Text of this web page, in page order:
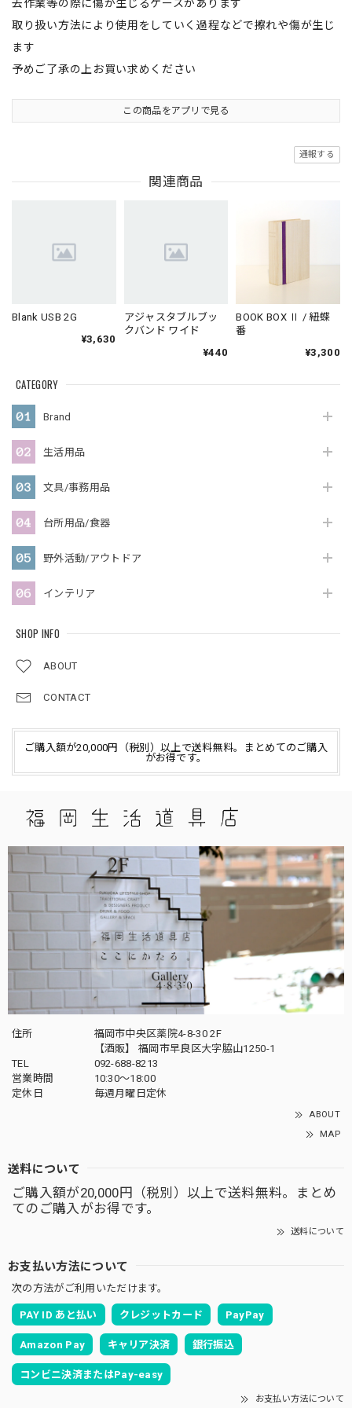
CATEGORY
Brand
生活用品
文具/事務用品
台所用品/食器
野外活動/アウトドア
インテリア
SHOP INFO
ABOUT
CONTACT
ご購入額が20,000円（税別）以上で送料無料。まとめてのご購入
がお得です。
去作業等の際に傷が生じるケースがあります
取り扱い方法により使用をしていく過程などで擦れや傷が生じ
ます
予めご了承の上お買い求めください
この商品をアプリで見る
通報する
関連商品
Blank USB 2G
¥3,630
アジャスタブルブッ
クバンド ワイド
¥440
BOOK BOX Ⅱ / 紐蝶
番
¥3,300
住所
福岡市中央区薬院4-8-30 2F
【酒販】 福岡市早良区大字脇山1250-1
TEL
092-688-8213
営業時間
10:30～18:00
定休日
毎週月曜日定休
ABOUT
MAP
送料について
ご購入額が20,000円（税別）以上で送料無料。まとめ
てのご購入がお得です。
送料について
お支払い方法について
次の方法がご利用いただけます。
PAY ID あと払い クレジットカード PayPay
Amazon Pay キャリア決済 銀行振込
コンビニ決済またはPay-easy
お支払い方法について